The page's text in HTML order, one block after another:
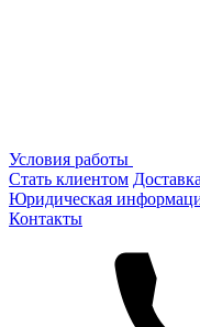
Условия работы
Стать клиентом Доставка
Юридическая
Контакты